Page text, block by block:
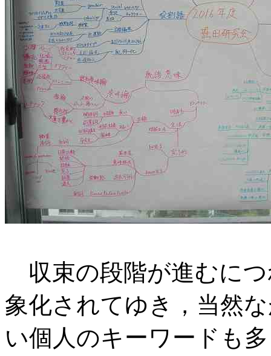
収束の段階が進むに
象化されてゆき，当然
い個人のキーワードも